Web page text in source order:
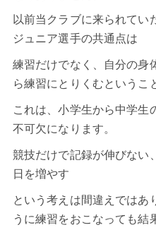
以前当クラブに来られてい
ジュニア選手の共通点は
練習だけでなく、自分の身
ら練習にとりくむというこ
これは、小学生から中学生
不可欠になります。
競技だけで記録が伸びな
日を増やす
という考えは間違えではあ
うに練習をおこなっても結